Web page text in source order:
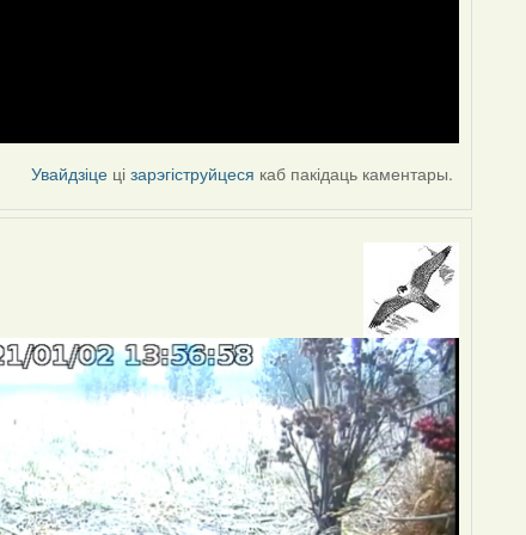
Увайдзіце цізарэгіструйцеся каб пакідаць каментары.